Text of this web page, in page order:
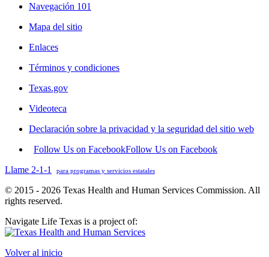
Navegación 101
Mapa del sitio
Enlaces
Términos y condiciones
Texas.gov
Videoteca
Declaración sobre la privacidad y la seguridad del sitio web
Follow Us on FacebookFollow Us on Facebook
Llame 2-1-1
para programas y servicios estatales
© 2015 - 2026 Texas Health and Human Services Commission. All
rights reserved.
Navigate Life Texas is a project of:
Volver al inicio